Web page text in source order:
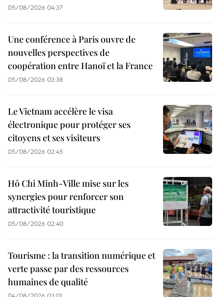
05/08/2026 04:37
Une conférence à Paris ouvre de
nouvelles perspectives de
coopération entre Hanoï et la France
05/08/2026 03:38
Le Vietnam accélère le visa
électronique pour protéger ses
citoyens et ses visiteurs
05/08/2026 02:45
Hô Chi Minh-Ville mise sur les
synergies pour renforcer son
attractivité touristique
05/08/2026 02:40
Tourisme : la transition numérique et
verte passe par des ressources
humaines de qualité